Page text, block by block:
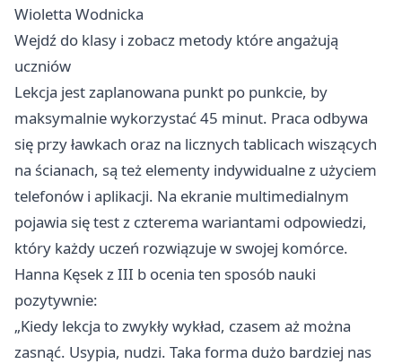
Wioletta Wodnicka
Wejdź do klasy i zobacz metody które angażują
uczniów
Lekcja jest zaplanowana punkt po punkcie, by
maksymalnie wykorzystać 45 minut. Praca odbywa
się przy ławkach oraz na licznych tablicach wiszących
na ścianach, są też elementy indywidualne z użyciem
telefonów i aplikacji. Na ekranie multimedialnym
pojawia się test z czterema wariantami odpowiedzi,
który każdy uczeń rozwiązuje w swojej komórce.
Hanna Kęsek z III b ocenia ten sposób nauki
pozytywnie:
„Kiedy lekcja to zwykły wykład, czasem aż można
zasnąć. Usypia, nudzi. Taka forma dużo bardziej nas